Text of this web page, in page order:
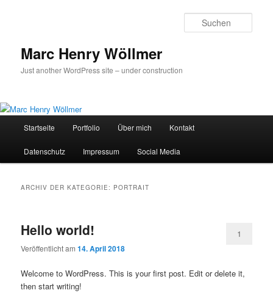
Marc Henry Wöllmer
Just another WordPress site – under construction
Startseite Portfolio Über mich Kontakt
Datenschutz Impressum Social Media
ARCHIV DER KATEGORIE: PORTRAIT
Hello world!
Veröffentlicht am14. April 2018
1
Welcome to WordPress. This is your first post. Edit or delete it,
then start writing!